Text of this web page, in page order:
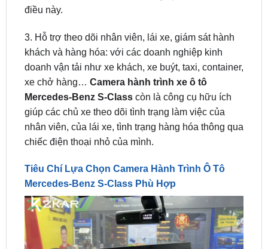
3. Hỗ trợ theo dõi nhân viên, lái xe, giám sát hành
doanh vận tải như xe khách, xe buýt, taxi, container,
xe chở hàng… Camera hành trình xe ô tô
Mercedes-Benz S-Classcòn là công cụ hữu ích
giúp các chủ xe theo dõi tình trạng làm việc của
nhân viên, của lái xe, tình trạng hàng hóa thông qua
chiếc điện thoại nhỏ của mình.
Tiêu Chí Lựa Chọn Camera Hành Trình Ô Tô